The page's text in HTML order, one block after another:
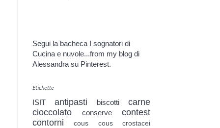
Segui la bacheca I sognatori di
Cucina e nuvole...from my blog di
Alessandra su Pinterest.
Etichette
ISIT antipasti biscotti
carne
cioccolato
conserve
contest
contorni
cous cous crostacei